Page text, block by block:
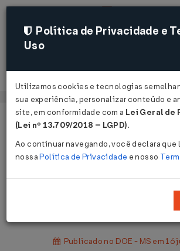
Página Inicial
Legislações
Portaria SAT nº
Publicado no DOE - MS em 16
Política de Privacidade e
Uso
Utilizamos cookies e tecnologias
sua experiência, personalizar conteúdo e
site, em conformidade com a Lei Geral de
(Lei nº 13.709/2018 – LGPD).
Ao continuar navegando, você declara que
nossaPolítica de Privacidade e nosso